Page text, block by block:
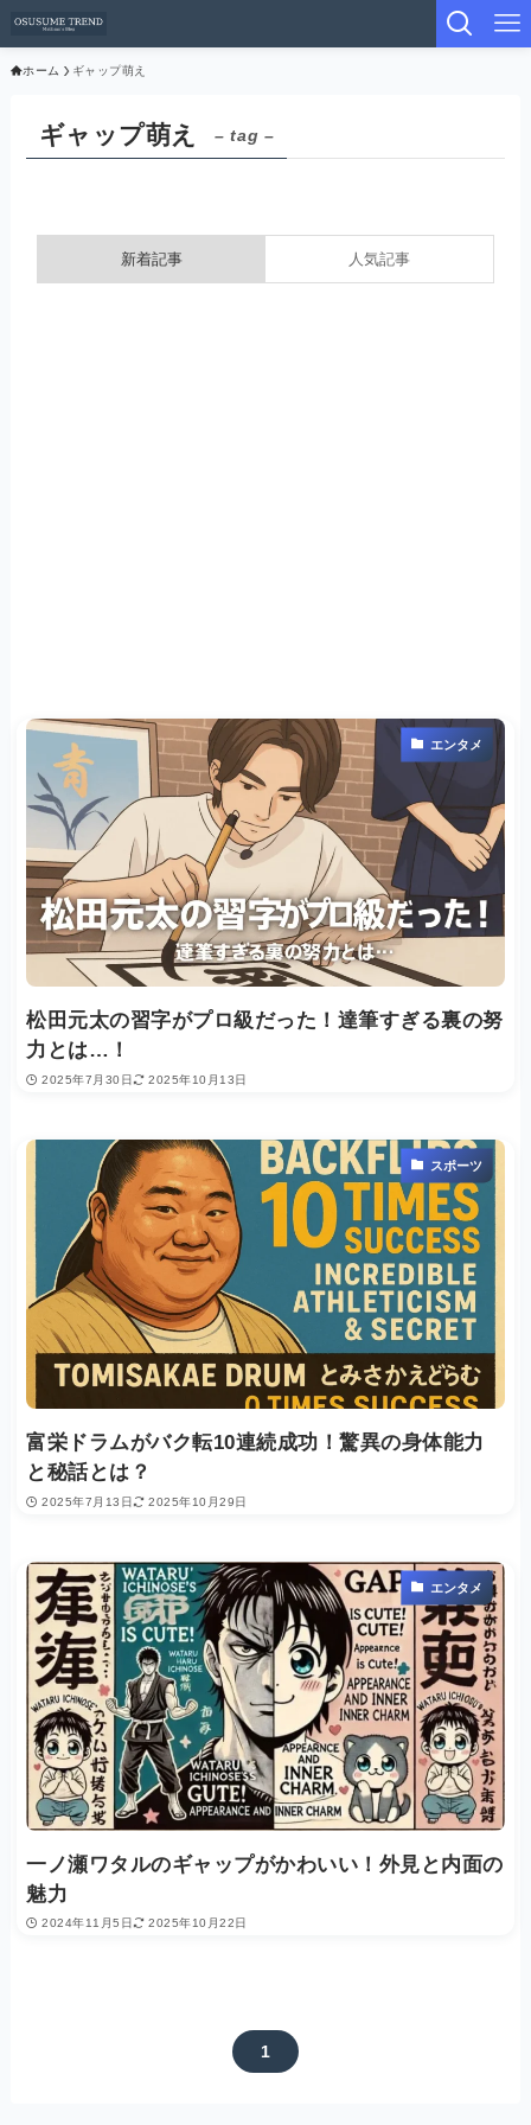
ホーム ギャップ萌え
ギャップ萌え – tag –
新着記事 人気記事
エンタメ
松田元太の習字がプロ級だった！達筆すぎる裏の努
力とは…！
2025年7月30日 2025年10月13日
スポーツ
富栄ドラムがバク転10連続成功！驚異の身体能力
と秘話とは？
2025年7月13日 2025年10月29日
エンタメ
一ノ瀬ワタルのギャップがかわいい！外見と内面の
魅力
2024年11月5日 2025年10月22日
1